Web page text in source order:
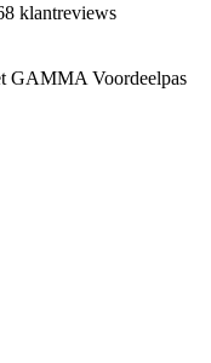
klantreviews
GAMMA Voordeelpas